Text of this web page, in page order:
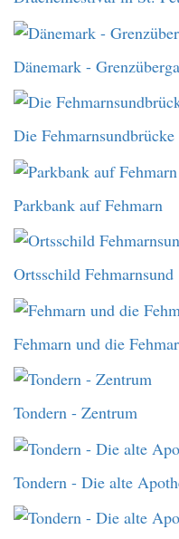
Dänemark -
Die Fehmarnsundbrücke
Parkbank auf Fehmarn
Ortsschild Fehmarnsund
Fehmarn und die
Tondern - Zentrum
Tondern - Die alte